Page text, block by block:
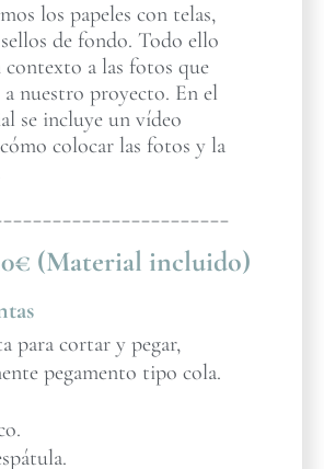
los papeles con telas,
de fondo. Todo ello
contexto a las fotos que
nuestro proyecto. En el
se incluye un vídeo
colocar las fotos y la
(Material incluido)
para cortar y pegar,
pegamento tipo cola.